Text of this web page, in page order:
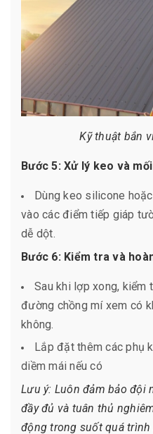
Kỹ thuật bắn
Bước 5: Xử lý keo và
Dùng keo silicone
vào các điểm tiếp giáp
dễ dột.
Bước 6: Kiểm tra và
Sau khi lợp xong, kiểm
đường chồng mí xem có
không.
Lắp đặt thêm các phụ
diềm mái nếu có
Lưu ý: Luôn đảm bảo đội
đầy đủ và tuân thủ
động trong suốt quá trình